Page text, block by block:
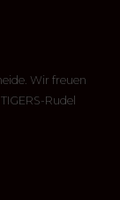
Wir freuen
Rudel